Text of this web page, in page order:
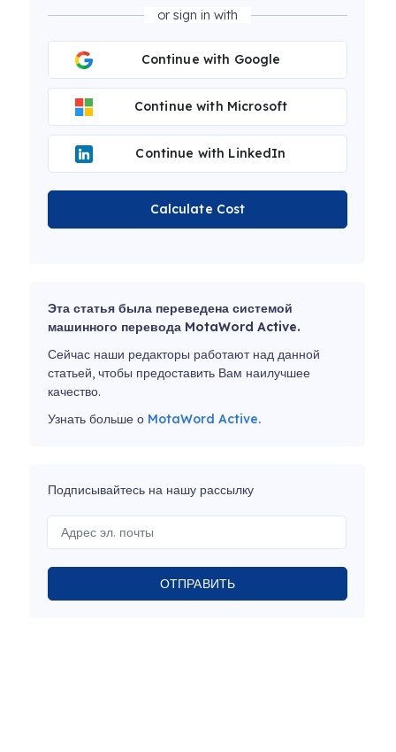
or sign in with
Continue with Google
Continue with Microsoft
Continue with LinkedIn
Calculate Cost
Эта статья была переведена системой
машинного перевода MotaWord Active.
Сейчас наши редакторы работают над данной
статьей, чтобы предоставить Вам наилучшее
качество.
Узнать больше о MotaWord Active.
Подписывайтесь на нашу рассылку
ОТПРАВИТЬ